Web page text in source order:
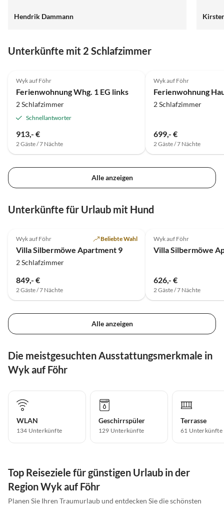
Hendrik Dammann
Unterkünfte mit 2 Schlafzimmer
Wyk auf Föhr
Ferienwohnung Whg. 1 EG links
2 Schlafzimmer
Schnellantworter
913,- €
2 Gäste / 7 Nächte
Wyk auf Föhr
Ferienwohnung
2 Schlafzimmer
699,- €
2 Gäste / 7 Nächte
Alle anzeigen
Unterkünfte für Urlaub mit Hund
Wyk auf Föhr Beliebte Wahl
Villa Silbermöwe Apartment 9
2 Schlafzimmer
849,- €
2 Gäste / 7 Nächte
Wyk auf Föhr
Villa Silbermöwe
626,- €
2 Gäste / 7 Nächte
Alle anzeigen
Die meistgesuchten Ausstattungsmerkmale in
Wyk auf Föhr
WLAN
134 Unterkünfte
Geschirrspüler
129 Unterkünfte
Terrasse
61 Unterkünfte
Top Reiseziele für günstigen Urlaub in der
Region Wyk auf Föhr
Planen Sie Ihren Traumurlaub und entdecken Sie die schönsten